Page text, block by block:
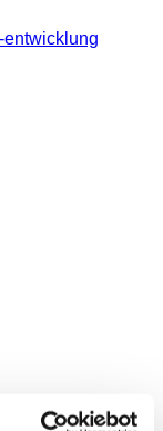
entwicklung